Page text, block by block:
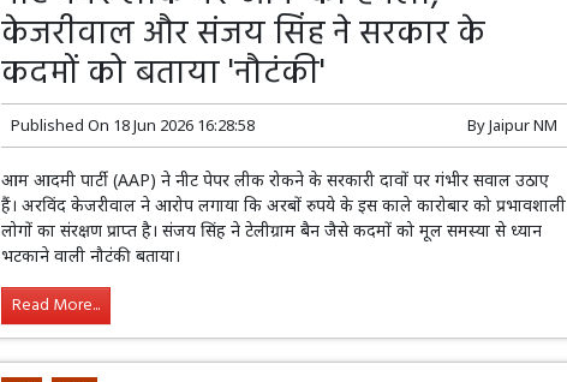
केजरीवाल और संजय सिंह ने सरकार के
कदमों को बताया 'नौटंकी'
Published On 18 Jun 2026 16:28:58 ByJaipur NM
आम आदमी पार्टी (AAP) ने नीट पेपर लीक रोकने के सरकारी दावों पर गंभीर सवाल उठाए
हैं। अरविंद केजरीवाल ने आरोप लगाया कि अरबों रुपये के इस काले कारोबार को प्रभावशाली
लोगों का संरक्षण प्राप्त है। संजय सिंह ने टेलीग्राम बैन जैसे कदमों को मूल समस्या से ध्यान
भटकाने वाली नौटंकी बताया।
Read More...